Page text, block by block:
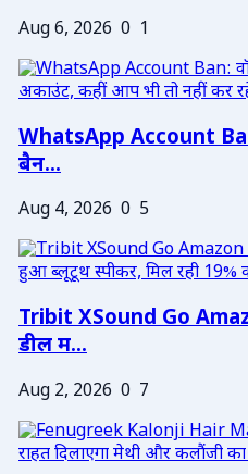
Aug 6, 2026 0 1
WhatsApp Account
बैन...
Aug 4, 2026 0 5
Tribit XSound Go
डील म...
Aug 2, 2026 0 7